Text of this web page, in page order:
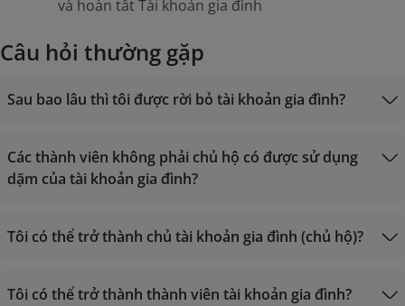
và hoàn tất Tài khoản gia đình
Câu hỏi thường gặp
Sau bao lâu thì tôi được rời bỏ tài khoản gia đình?
Các thành viên không phải chủ hộ có được sử dụng
dặm của tài khoản gia đình?
Tôi có thể trở thành chủ tài khoản gia đình (chủ hộ)?
Tôi có thể trở thành thành viên tài khoản gia đình?